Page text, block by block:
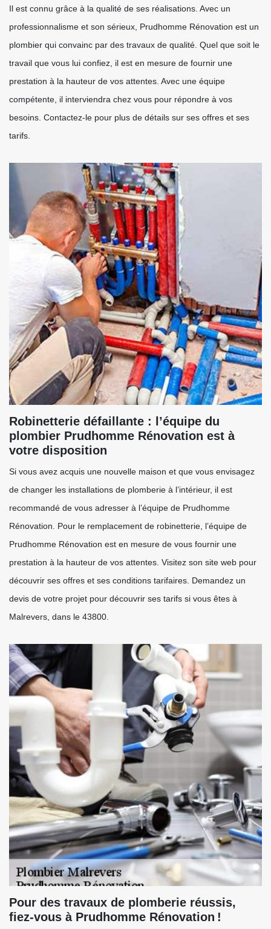
Il est connu grâce à la qualité de ses réalisations. Avec un
professionnalisme et son sérieux, Prudhomme Rénovation est un
plombier qui convainc par des travaux de qualité. Quel que soit le
travail que vous lui confiez, il est en mesure de fournir une
prestation à la hauteur de vos attentes. Avec une équipe
compétente, il interviendra chez vous pour répondre à vos
besoins. Contactez-le pour plus de détails sur ses offres et ses
tarifs.
Robinetterie défaillante : l’équipe du
plombier Prudhomme Rénovation est à
votre disposition
Si vous avez acquis une nouvelle maison et que vous envisagez
de changer les installations de plomberie à l’intérieur, il est
recommandé de vous adresser à l’équipe de Prudhomme
Rénovation. Pour le remplacement de robinetterie, l’équipe de
Prudhomme Rénovation est en mesure de vous fournir une
prestation à la hauteur de vos attentes. Visitez son site web pour
découvrir ses offres et ses conditions tarifaires. Demandez un
devis de votre projet pour découvrir ses tarifs si vous êtes à
Malrevers, dans le 43800.
Pour des travaux de plomberie réussis,
fiez-vous à Prudhomme Rénovation !